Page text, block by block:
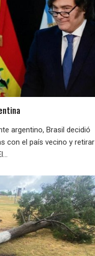
argentino, Brasil decidió
con el país vecino y retirar